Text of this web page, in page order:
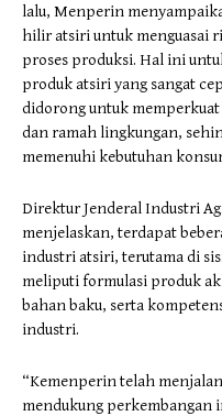
lalu, Menperin
hilir atsiri untuk menguasai
proses produksi. Hal ini
produk atsiri yang sangat
didorong untuk
dan ramah lingkungan,
memenuhi kebutuhan
Direktur Jenderal Industri
menjelaskan, terdapat
industri atsiri, terutama di
meliputi formulasi produk
bahan baku, serta
industri.
“Kemenperin telah
mendukung perkembangan